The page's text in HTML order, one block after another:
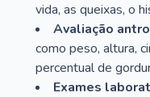
vida, as queixas, o
Avaliação
como peso, altura,
percentual de
Exames